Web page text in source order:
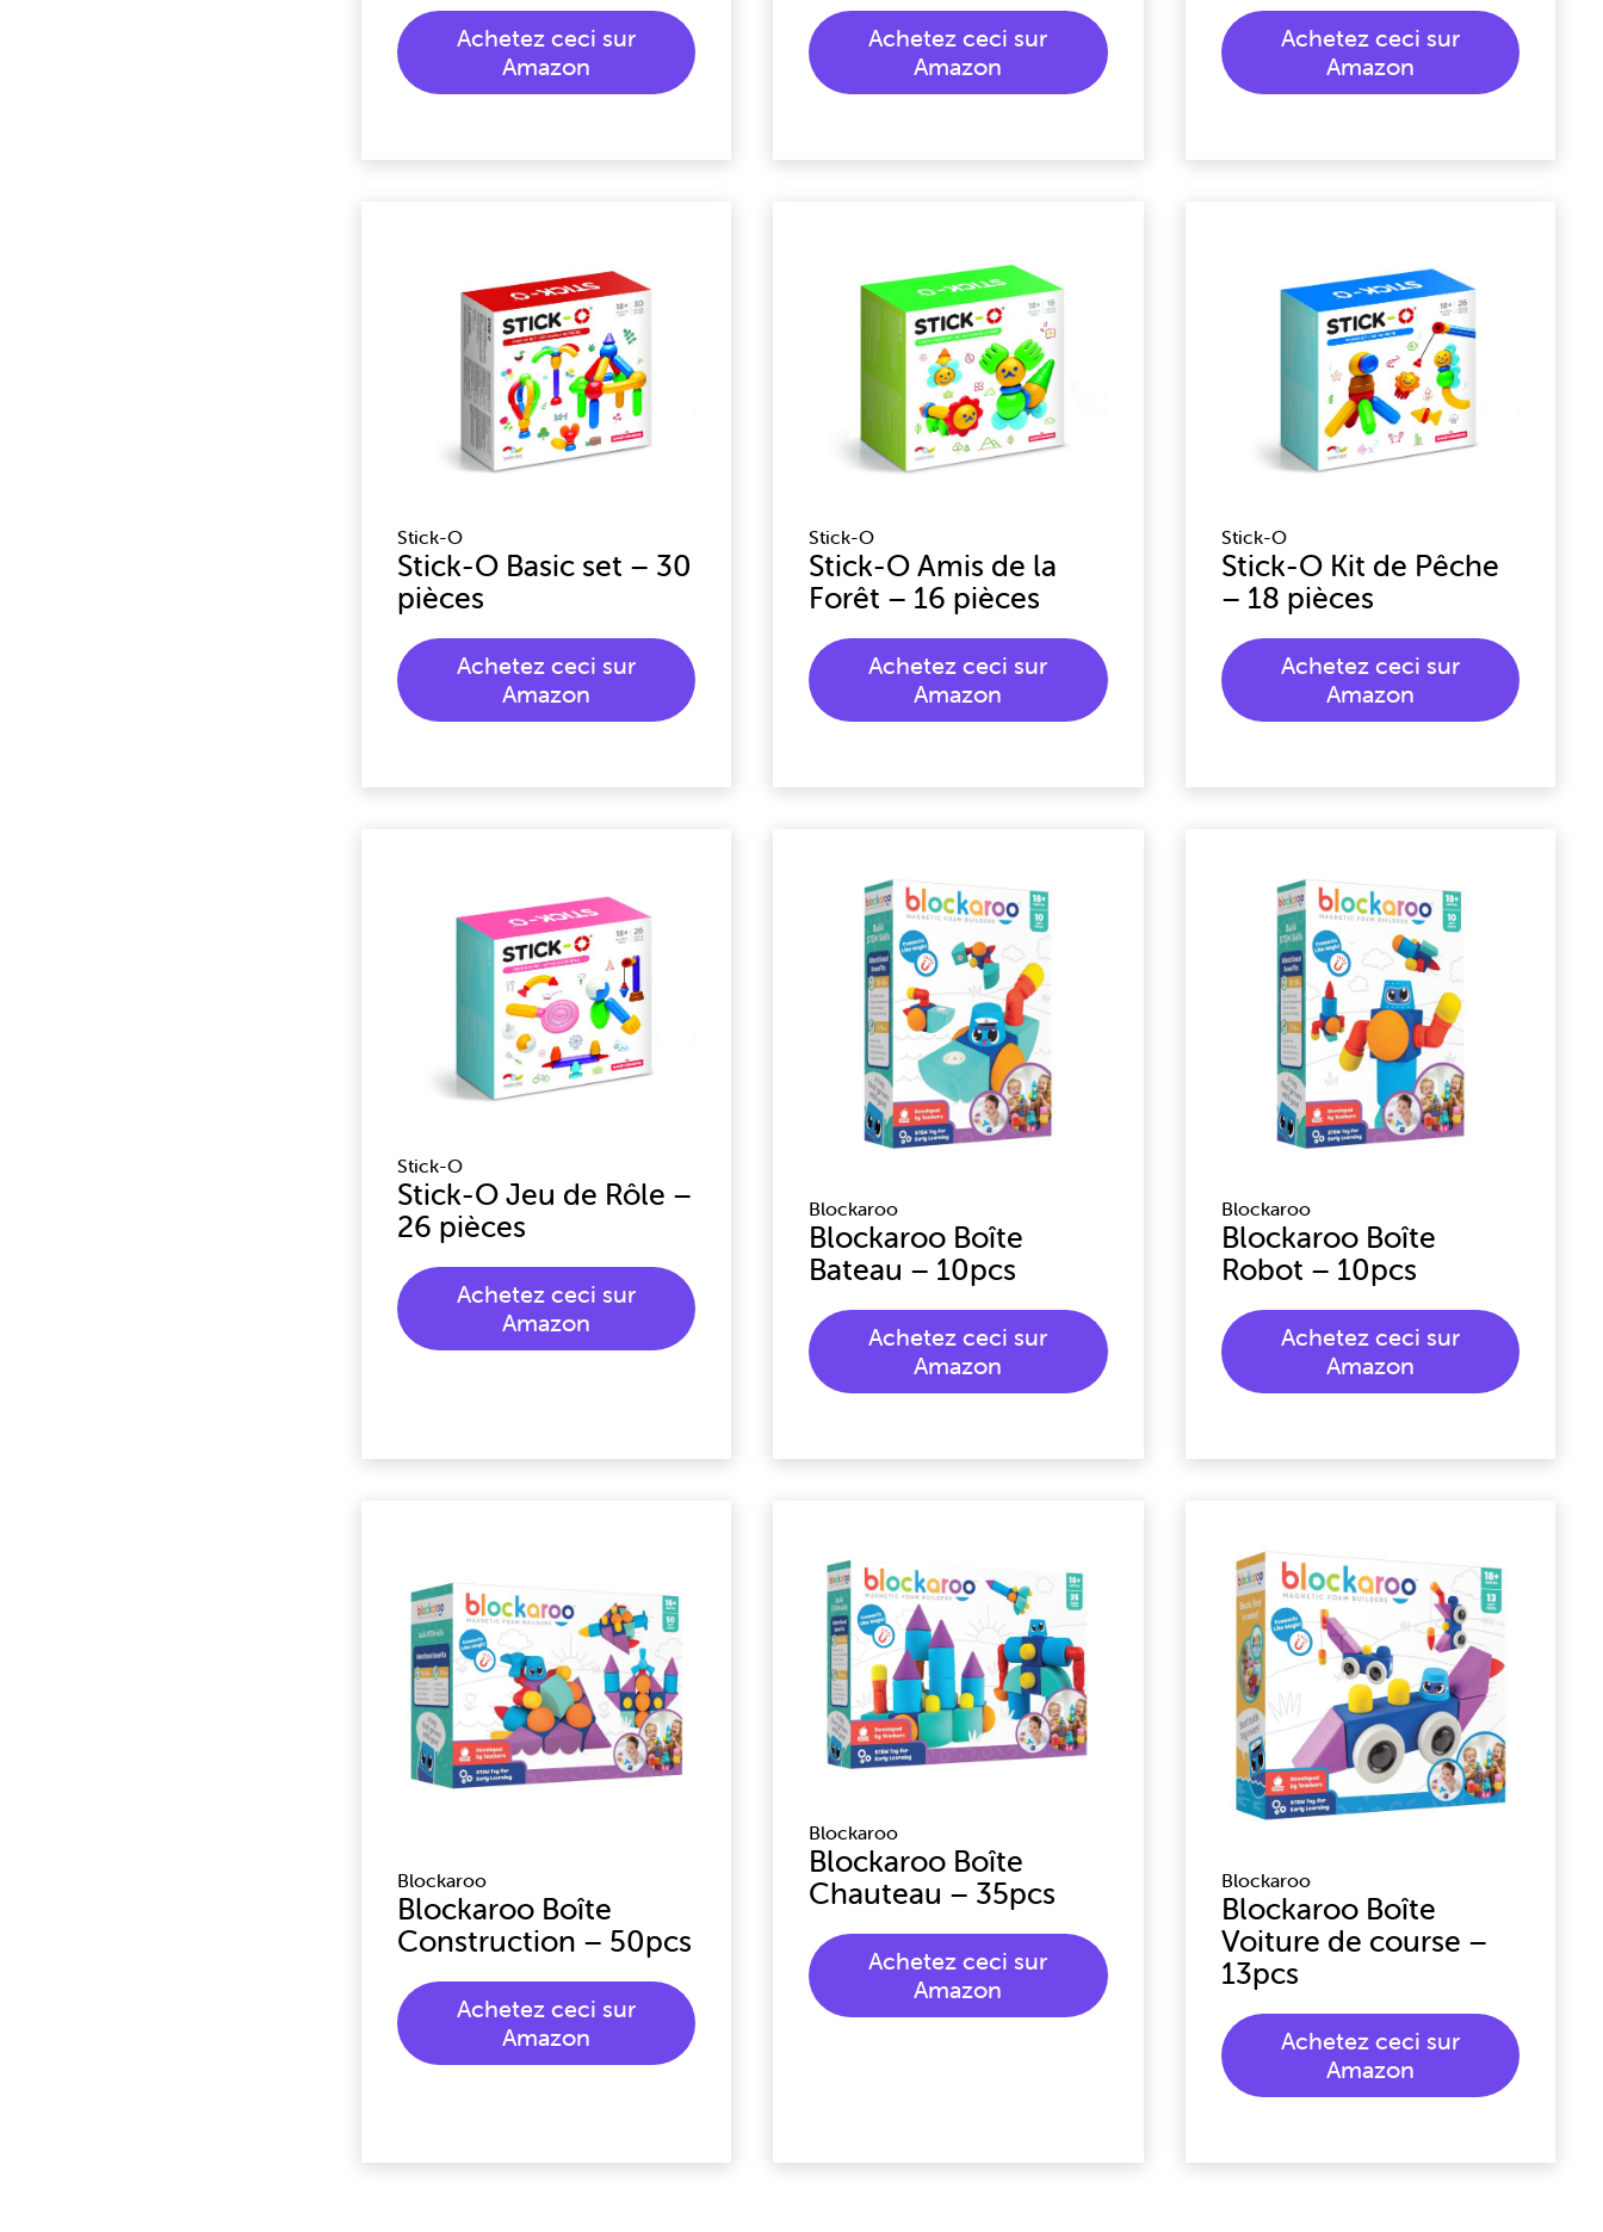
Achetez ceci sur
Amazon
Achetez ceci sur
Amazon
Achetez ceci sur
Amazon
Stick-O
Stick-O Basic set – 30
pièces
Achetez ceci sur
Amazon
Stick-O
Stick-O Amis de la
Forêt – 16 pièces
Achetez ceci sur
Amazon
Stick-O
Stick-O Kit de Pêche
– 18 pièces
Achetez ceci sur
Amazon
Stick-O
Stick-O Jeu de Rôle –
26 pièces
Achetez ceci sur
Amazon
Blockaroo
Blockaroo Boîte
Bateau – 10pcs
Achetez ceci sur
Amazon
Blockaroo
Blockaroo Boîte
Robot – 10pcs
Achetez ceci sur
Amazon
Blockaroo
Blockaroo Boîte
Construction – 50pcs
Achetez ceci sur
Amazon
Blockaroo
Blockaroo Boîte
Chauteau – 35pcs
Achetez ceci sur
Amazon
Blockaroo
Blockaroo Boîte
Voiture de course –
13pcs
Achetez ceci sur
Amazon